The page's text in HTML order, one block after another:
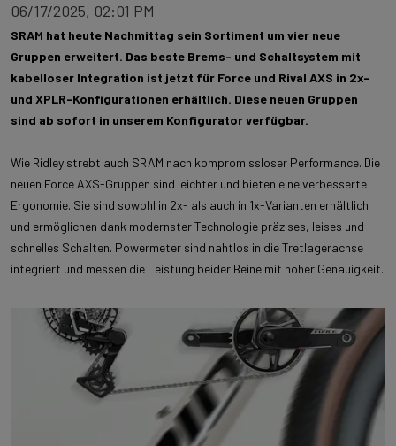
06/17/2025, 02:01 PM
SRAM hat heute Nachmittag sein Sortiment um vier neue
Gruppen erweitert. Das beste Brems- und Schaltsystem mit
kabelloser Integration ist jetzt für Force und Rival AXS in 2x-
und XPLR-Konfigurationen erhältlich. Diese neuen Gruppen
sind ab sofort in unserem Konfigurator verfügbar.
Wie Ridley strebt auch SRAM nach kompromissloser Performance. Die
neuen Force AXS-Gruppen sind leichter und bieten eine verbesserte
Ergonomie. Sie sind sowohl in 2x- als auch in 1x-Varianten erhältlich
und ermöglichen dank modernster Technologie präzises, leises und
schnelles Schalten. Powermeter sind nahtlos in die Tretlagerachse
integriert und messen die Leistung beider Beine mit hoher Genauigkeit.